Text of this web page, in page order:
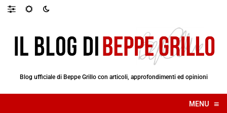
Blog ufficiale di Beppe Grillo con articoli, approfondimenti ed opinioni
MENU ≡
☰